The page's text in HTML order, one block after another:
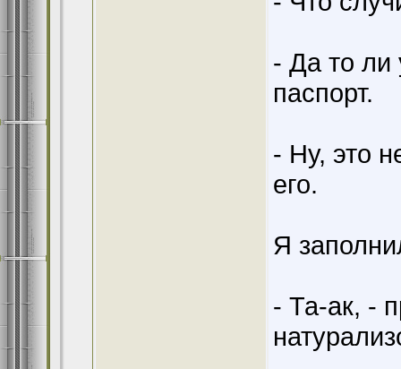
- Да то ли
паспорт.
- Ну, это
его.
Я
- Та-ак, -